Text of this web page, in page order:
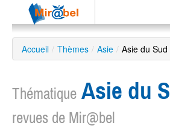
Le réseau
Soutien
Accueil / Thèmes / Asie / Asie du Sud
Thématique Asie du
revues de Mir@bel